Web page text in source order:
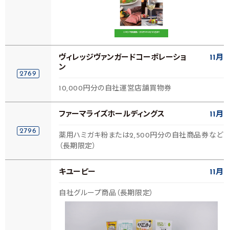
2769
ヴィレッジヴァンガードコーポレーショ
ン
11月
10,000円分の自社運営店舗買物券
2796
ファーマライズホールディングス 11月
薬用ハミガキ粉または2,500円分の自社商品券など
（長期限定）
キユーピー 11月
自社グループ商品（長期限定）